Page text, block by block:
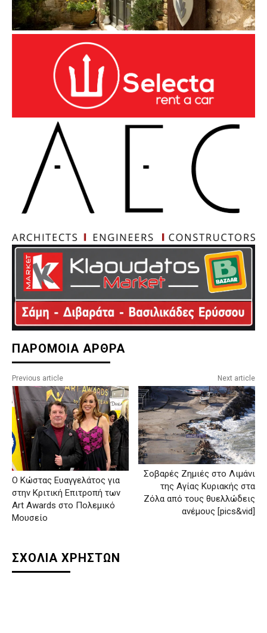
ΠΑΡΟΜΟΙΑ ΑΡΘΡΑ
Previous article
Ο Κώστας Ευαγγελάτος για
στην Κριτική Επιτροπή των
Art Awards στο Πολεμικό
Μουσείο
Next article
Σοβαρές Ζημιές στο Λιμάνι
της Αγίας Κυριακής στα
Ζόλα από τους θυελλώδεις
ανέμους [pics&vid]
ΣΧΟΛΙΑ ΧΡΗΣΤΩΝ